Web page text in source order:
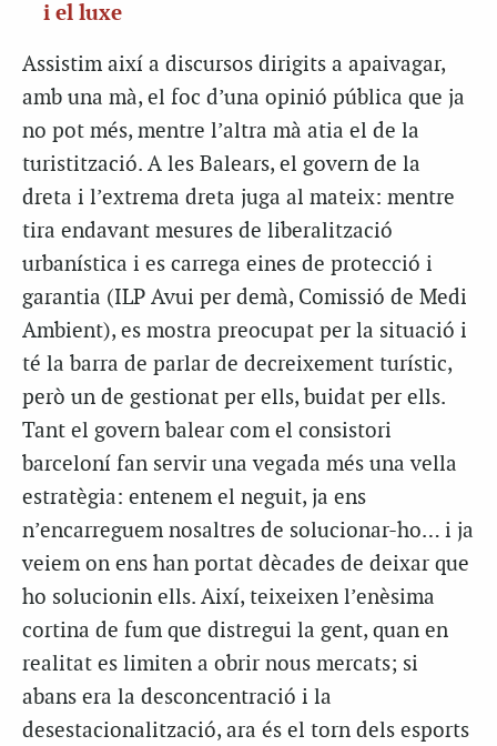
i el luxe
Assistim així a discursos dirigits a apaivagar,
amb una mà, el foc d’una opinió pública que ja
no pot més, mentre l’altra mà atia el de la
turistització. A les Balears, el govern de la
dreta i l’extrema dreta juga al mateix: mentre
tira endavant mesures de liberalització
urbanística i es carrega eines de protecció i
garantia (ILP Avui per demà, Comissió de Medi
Ambient), es mostra preocupat per la situació i
té la barra de parlar de decreixement turístic,
però un de gestionat per ells, buidat per ells.
Tant el govern balear com el consistori
barceloní fan servir una vegada més una vella
estratègia: entenem el neguit, ja ens
n’encarreguem nosaltres de solucionar-ho… i ja
veiem on ens han portat dècades de deixar que
ho solucionin ells. Així, teixeixen l’enèsima
cortina de fum que distregui la gent, quan en
realitat es limiten a obrir nous mercats; si
abans era la desconcentració i la
desestacionalització, ara és el torn dels esports